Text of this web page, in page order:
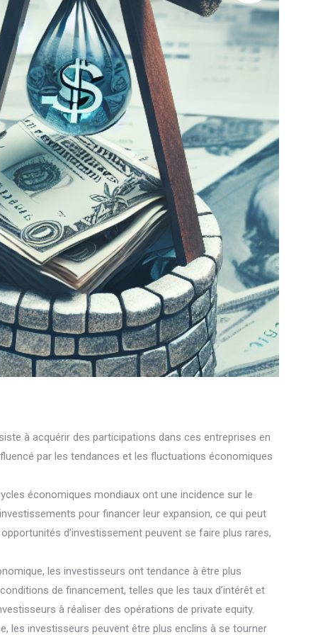
à acquérir des participations dans ces entreprises en
par les tendances et les fluctuations économiques
économiques mondiaux ont une incidence sur le
pour financer leur expansion, ce qui peut
d’investissement peuvent se faire plus rares,
les investisseurs ont tendance à être plus
de financement, telles que les taux d’intérêt et
à réaliser des opérations de private equity.
les investisseurs peuvent être plus enclins à se tourner